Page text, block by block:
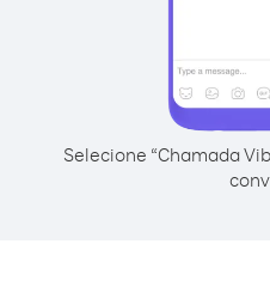
Selecione “Chamada